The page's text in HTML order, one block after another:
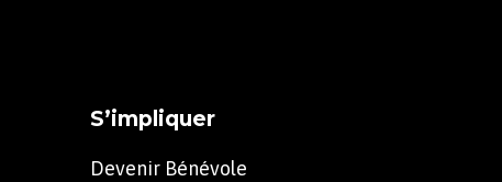
S’impliquer
Devenir Bénévole